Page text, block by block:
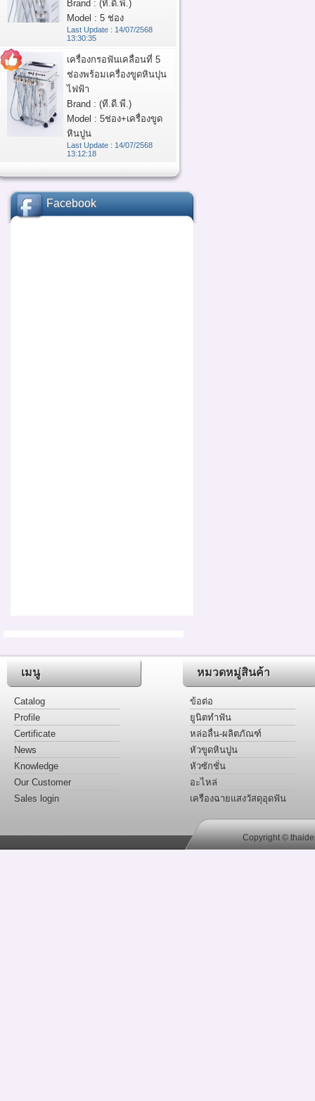
Brand : (ที.ดี.พี.)
Model : 5 ช่อง
Last Update : 14/07/2568
13:30:35
เครื่องกรอฟันเคลื่อนที่ 5
ช่องพร้อมเครื่องขูดหินปุน
ไฟฟ้า
Brand : (ที.ดี.พี.)
Model : 5ช่อง+เครื่องขูด
หินปูน
Last Update : 14/07/2568
13:12:18
Facebook
เมนู
Catalog
Profile
Certificate
News
Knowledge
Our Customer
Sales login
หมวดหมู่สินค้า
ข้อต่อ
ยูนิตทำฟัน
หล่อลื่น-ผลิตภัณฑ์
หัวขูดหินปูน
หัวซักชั่น
อะไหล่
เครืองฉายแสงวัสดุอุดฟัน
Copyright ©